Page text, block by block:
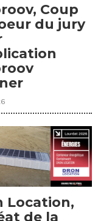
Coup
du jury
Location,
de la